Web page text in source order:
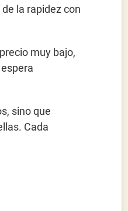
la rapidez con
muy bajo,
sino que
Cada